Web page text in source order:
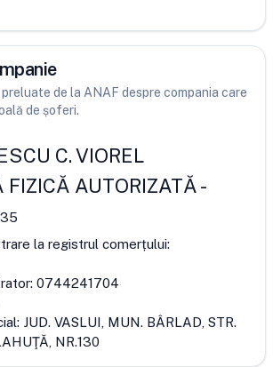
de la ANAF despre compania care
de șoferi.
C. VIOREL
FIZICĂ AUTORIZATĂ-
la registrul comerțului:
0744241704
JUD. VASLUI, MUN. BÂRLAD, STR.
NR.130